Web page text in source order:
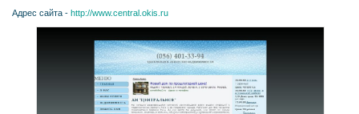
Адрес сайта - http://www.central.okis.ru